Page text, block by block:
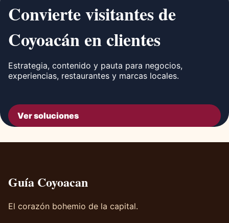
Convierte visitantes de
Coyoacán en clientes
Estrategia, contenido y pauta para negocios,
experiencias, restaurantes y marcas locales.
Ver soluciones
Guía Coyoacan
El corazón bohemio de la capital.